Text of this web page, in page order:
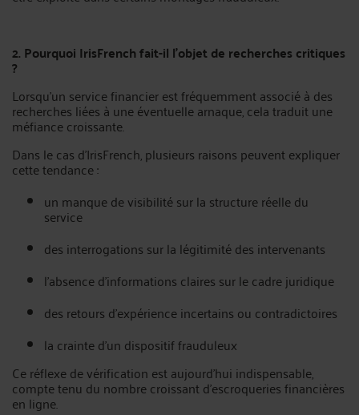
2. Pourquoi IrisFrench fait-il l’objet de recherches critiques
?
Lorsqu’un service financier est fréquemment associé à des
recherches liées à une éventuelle arnaque, cela traduit une
méfiance croissante.
Dans le cas d’IrisFrench, plusieurs raisons peuvent expliquer
cette tendance :
un manque de visibilité sur la structure réelle du
service
des interrogations sur la légitimité des intervenants
l’absence d’informations claires sur le cadre juridique
des retours d’expérience incertains ou contradictoires
la crainte d’un dispositif frauduleux
Ce réflexe de vérification est aujourd’hui indispensable,
compte tenu du nombre croissant d’escroqueries financières
en ligne.